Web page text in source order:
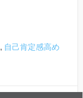
, 自己肯定感高め